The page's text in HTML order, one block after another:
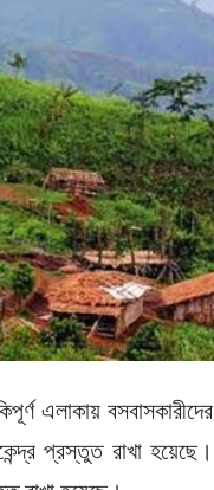
এলাকায় বসবাসকারীদের
প্রস্তুত রাখা হয়েছে।